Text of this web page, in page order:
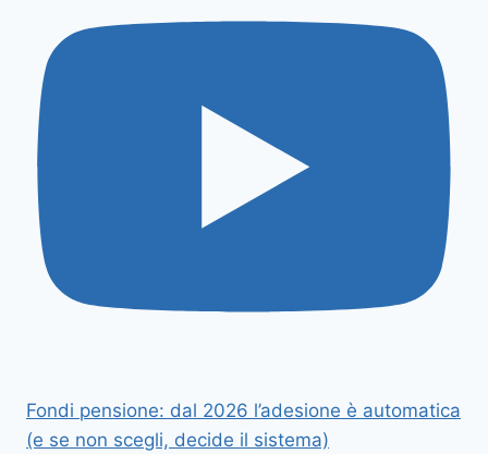
Fondi pensione: dal 2026 l’adesione è automatica
(e se non scegli, decide il sistema)